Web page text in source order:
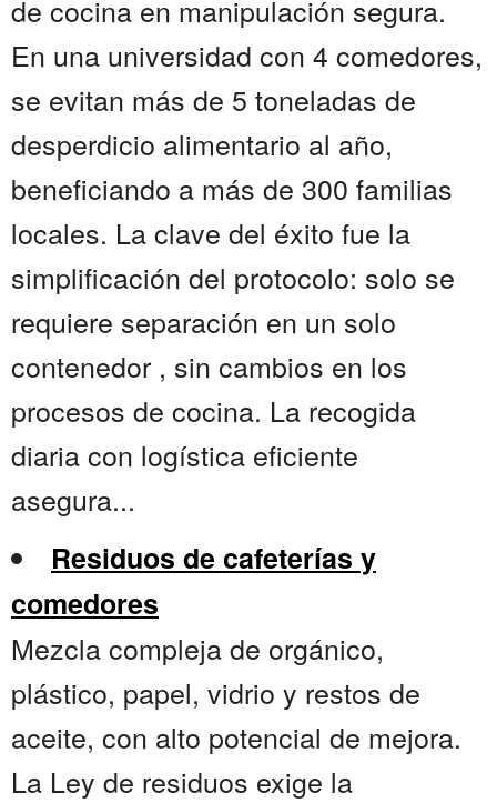
de cocina en manipulación segura.
En una universidad con 4 comedores,
se evitan más de 5 toneladas de
desperdicio alimentario al año,
beneficiando a más de 300 familias
locales. La clave del éxito fue la
simplificación del protocolo: solo se
requiere separación en un solo
contenedor , sin cambios en los
procesos de cocina. La recogida
diaria con logística eficiente
asegura...
Residuos de cafeterías y
comedores
Mezcla compleja de orgánico,
plástico, papel, vidrio y restos de
aceite, con alto potencial de mejora.
La Ley de residuos exige la